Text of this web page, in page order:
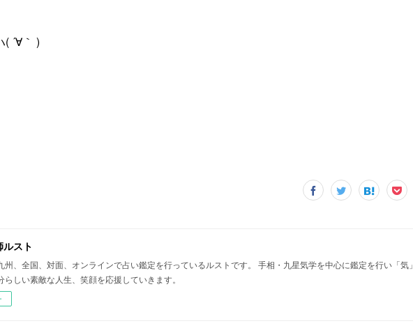
( ´∀｀ )
スト
州、全国、対面、オンラインで占い鑑定を行っているルストです。 手相・九星気学を中心に鑑定を行い「気」
らしい素敵な人生、笑顔を応援していきます。